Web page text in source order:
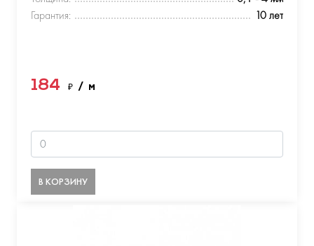
Гарантия:
10 лет
184 ₽ / м
В КОРЗИНУ